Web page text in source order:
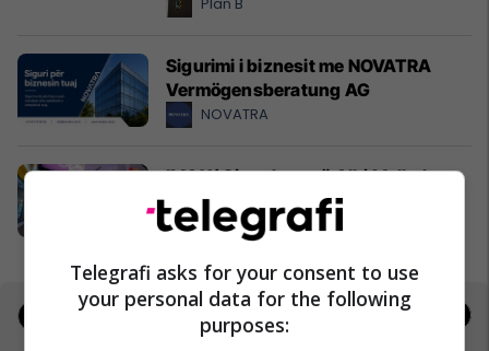
Sigurimi i biznesit me NOVATRA
Vermögensberatung AG
NOVATRA
IMAX/ Cineplexx në Albi Mall, thyen
rekorde rajonale me "Odisea"
Albi Mall
Real Estate
Telegrafi asks for your consent to use
your personal data for the following
purposes: